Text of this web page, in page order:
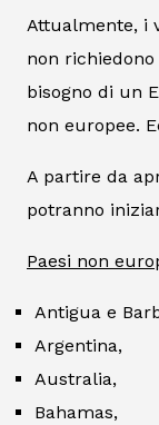
Attualmente, i
non
bisogno di un
non europee.
A partire da
potranno
Paesi non
Antigua e
Argentina,
Australia,
Bahamas,